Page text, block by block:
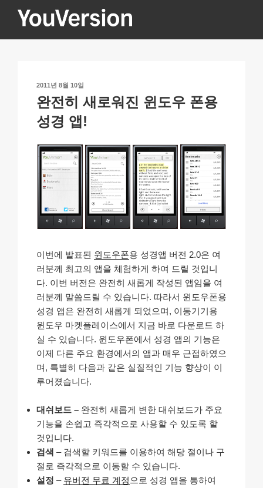
YOUVERSION
작
성
일
자
2011년 8월 10일
완전히 새로워진 윈도우 폰용
성경 앱!
이번에 발표된 윈도우폰용 성경앱 버전 2.0은 여
러분께 최고의 앱을 체험하게 하여 드릴 것입니
다. 이번 버전은 완전히 새롭게 작성된 앱임을 여
러분께 말씀드릴 수 있습니다. 따라서 윈도우폰용
성경 앱은 완전히 새롭게 되었으며, 이동기기용
윈도우 마켓플레이스에서 지금 바로 다운로드 하
실 수 있습니다. 윈도우폰에서 성경 앱의 기능은
이제 다른 주요 환경에서의 앱과 매우 근접하였으
며, 특별히 다음과 같은 실질적인 기능 향상이 이
루어졌습니다.
대쉬보드 – 완전히 새롭게 변한 대쉬보드가 주요
기능을 손쉽고 즉각적으로 사용할 수 있도록 할
것입니다.
검색 – 검색할 키워드를 이용하여 해당 절이나 구
절로 즉각적으로 이동할 수 있습니다.
설정 – 유버전 무료 계정 으로 성경 앱을 통하여